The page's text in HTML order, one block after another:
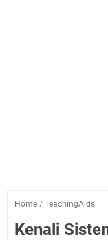
Home / TeachingAids
Kenali